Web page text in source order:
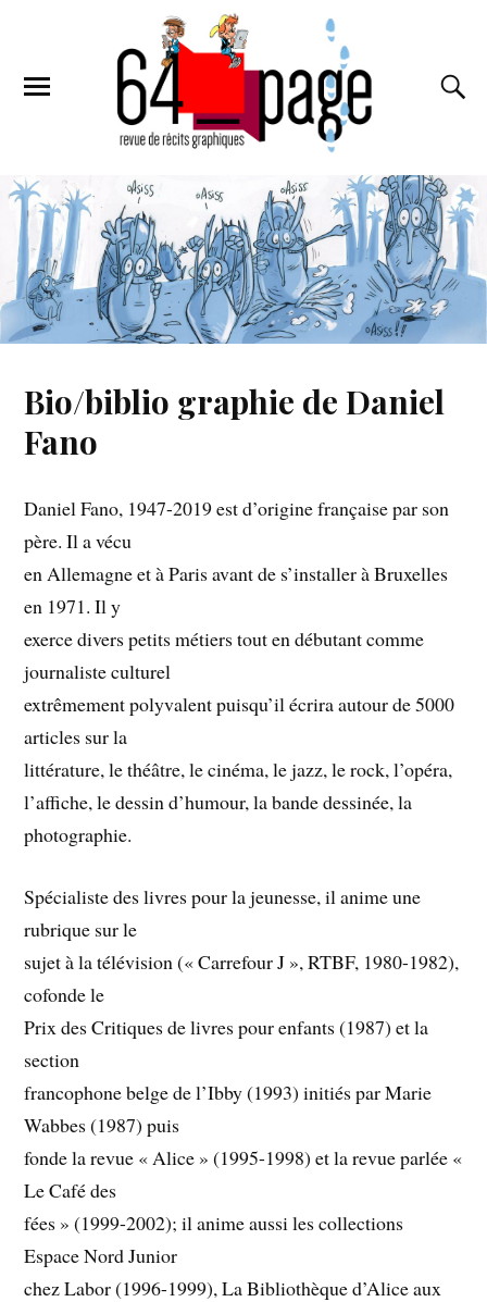
Bio/biblio graphie de Daniel
Fano
Daniel Fano, 1947-2019 est d’origine française par son
père. Il a vécu
en Allemagne et à Paris avant de s’installer à Bruxelles
en 1971. Il y
exerce divers petits métiers tout en débutant comme
journaliste culturel
extrêmement polyvalent puisqu’il écrira autour de 5000
articles sur la
littérature, le théâtre, le cinéma, le jazz, le rock, l’opéra,
l’affiche, le dessin d’humour, la bande dessinée, la
photographie.
Spécialiste des livres pour la jeunesse, il anime une
rubrique sur le
sujet à la télévision (« Carrefour J », RTBF, 1980-1982),
cofonde le
Prix des Critiques de livres pour enfants (1987) et la
section
francophone belge de l’Ibby (1993) initiés par Marie
Wabbes (1987) puis
fonde la revue « Alice » (1995-1998) et la revue parlée «
Le Café des
fées » (1999-2002); il anime aussi les collections
Espace Nord Junior
chez Labor (1996-1999), La Bibliothèque d’Alice aux